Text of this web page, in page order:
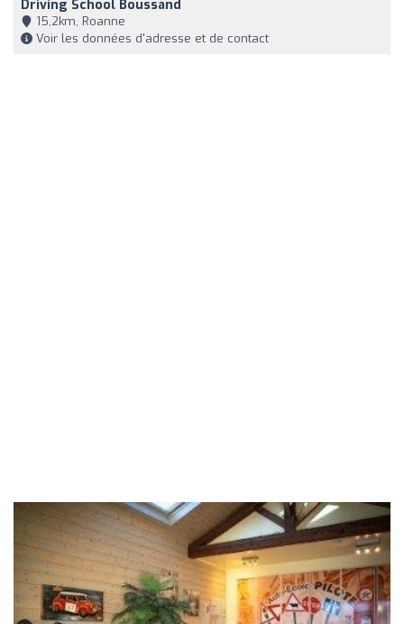
Driving School Boussand
15,2km, Roanne
Voir les données d'adresse et de contact